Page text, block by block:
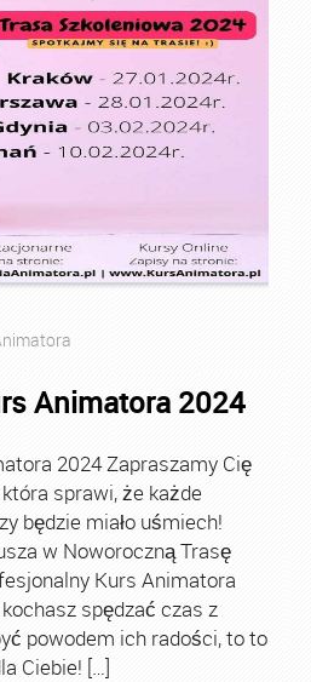
Animatora 2024
2024 Zapraszamy Cię
sprawi, że każde
będzie miało uśmiech!
w Noworoczną Trasę
Kurs Animatora
spędzać czas z
powodem ich radości, to to
Ciebie! […]